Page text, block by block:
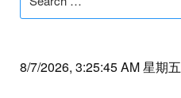
for:
8/7/2026, 3:25:45 AM 星期五